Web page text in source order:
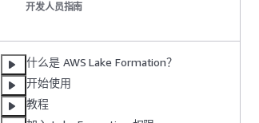
开发人员指南
什么是 AWS Lake Formation？
开始使用
教程